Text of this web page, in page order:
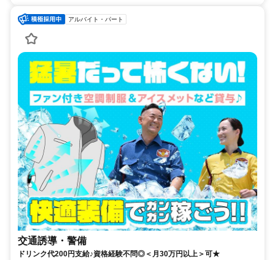
アルバイト・パート
交通誘導・警備
ドリンク代200円支給♪資格経験不問◎＜月30万円以上＞可★